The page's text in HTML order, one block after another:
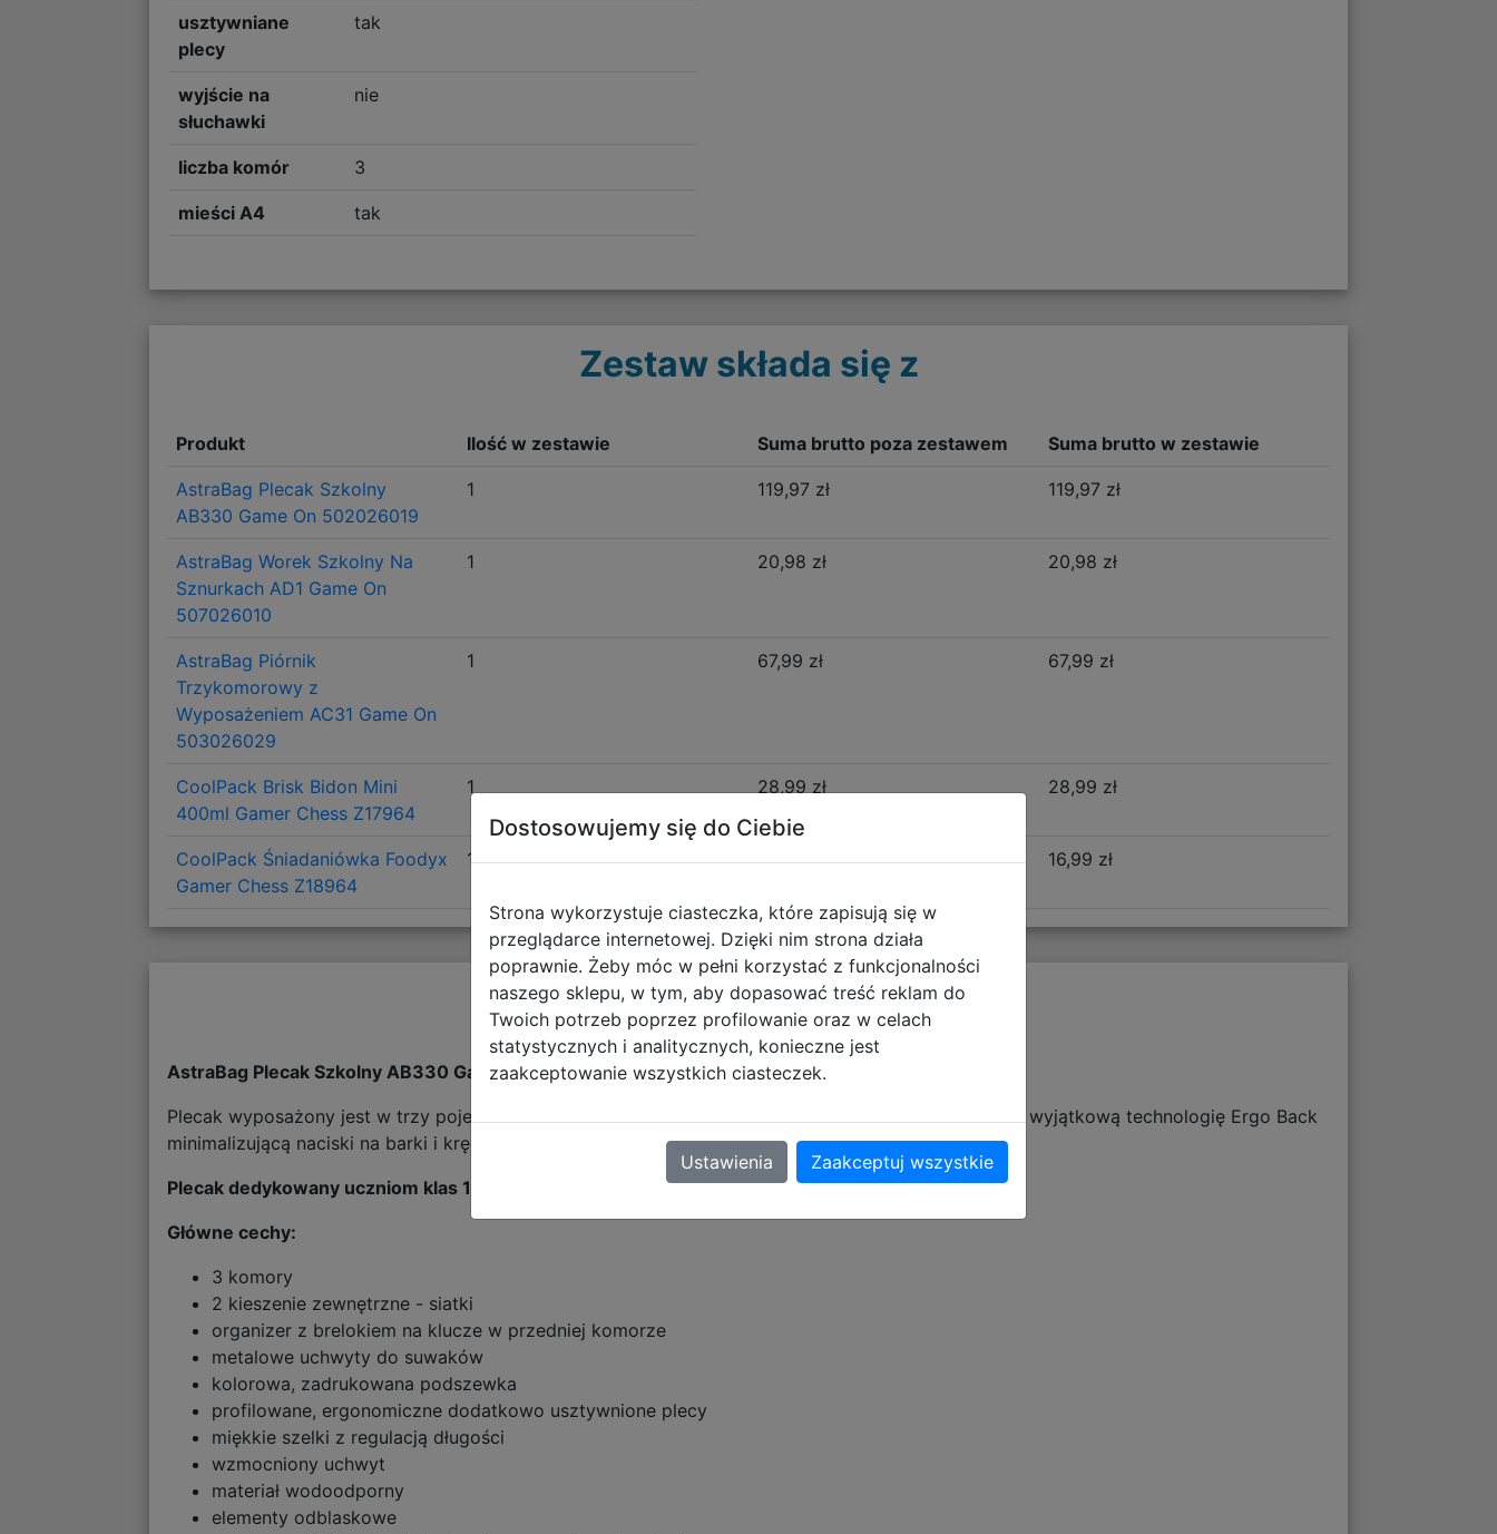
usztywniane
plecy
tak
wyjście na
słuchawki
nie
liczba komór 3
mieści A4 tak
Zestaw składa się z
Produkt Ilość w zestawie Suma brutto poza zestawem Suma brutto w zestawie
AstraBag Plecak Szkolny
AB330 Game On 502026019
1 119,97 zł 119,97 zł
AstraBag Worek Szkolny Na
Sznurkach AD1 Game On
507026010
1 20,98 zł 20,98 zł
AstraBag Piórnik
Trzykomorowy z
Wyposażeniem AC31 Game On
503026029
1 67,99 zł 67,99 zł
CoolPack Brisk Bidon Mini
400ml Gamer Chess Z17964
1 28,99 zł 28,99 zł
CoolPack Śniadaniówka Foodyx
Gamer Chess Z18964
1 16,99 zł 16,99 zł
Opis produktu
AstraBag Plecak Szkolny AB330 Game On 502026019
Plecak wyposażony jest w trzy pojemne komory pełne praktycznych schowków. Zastosowano w nim wyjątkową technologię Ergo Back
minimalizującą naciski na barki i kręgosłup oraz zapewniającą poczucie komfortu dziecka.
Plecak dedykowany uczniom klas 1-3 szkoły podstawowej.
Główne cechy:
3 komory
2 kieszenie zewnętrzne - siatki
organizer z brelokiem na klucze w przedniej komorze
metalowe uchwyty do suwaków
kolorowa, zadrukowana podszewka
profilowane, ergonomiczne dodatkowo usztywnione plecy
miękkie szelki z regulacją długości
wzmocniony uchwyt
materiał wodoodporny
elementy odblaskowe
Dostosowujemy się do Ciebie
Strona wykorzystuje ciasteczka, które zapisują się w
przeglądarce internetowej. Dzięki nim strona działa
poprawnie. Żeby móc w pełni korzystać z funkcjonalności
naszego sklepu, w tym, aby dopasować treść reklam do
Twoich potrzeb poprzez profilowanie oraz w celach
statystycznych i analitycznych, konieczne jest
zaakceptowanie wszystkich ciasteczek.
Ustawienia Zaakceptuj wszystkie